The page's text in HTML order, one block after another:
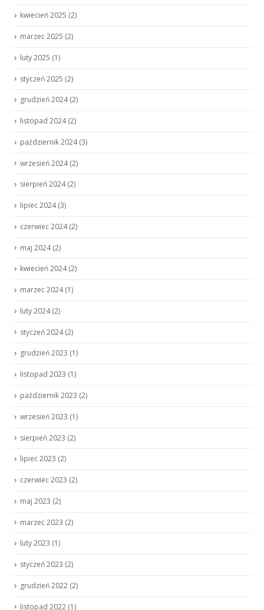
kwiecień 2025 (2)
marzec 2025 (2)
luty 2025 (1)
styczeń 2025 (2)
grudzień 2024(2)
listopad 2024(2)
październik 2024(3)
wrzesień 2024(2)
sierpień 2024(2)
lipiec 2024(3)
czerwiec 2024(2)
maj 2024(2)
kwiecień 2024(2)
marzec 2024(1)
luty 2024(2)
styczeń 2024(2)
grudzień 2023 (1)
listopad 2023 (1)
październik 2023 (2)
wrzesień 2023 (1)
sierpień 2023 (2)
lipiec 2023 (2)
czerwiec 2023 (2)
maj 2023 (2)
marzec 2023 (2)
luty 2023 (1)
styczeń 2023 (2)
grudzień 2022 (2)
listopad 2022 (1)